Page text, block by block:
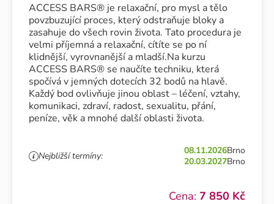
ACCESS BARS® je relaxační, pro mysl a tělo
povzbuzující proces, který odstraňuje bloky a
zasahuje do všech rovin života. Tato procedura je
velmi příjemná a relaxační, cítíte se po ní
klidnější, vyrovnanější a mladší.Na kurzu
ACCESS BARS® se naučíte techniku, která
spočívá v jemných dotecích 32 bodů na hlavě.
Každý bod ovlivňuje jinou oblast – léčení, vztahy,
komunikaci, zdraví, radost, sexualitu, přání,
peníze, věk a mnohé další oblasti života.
Nejbližší termíny: 08.11.2026Brno
20.03.2027Brno
Cena: 7 850 Kč